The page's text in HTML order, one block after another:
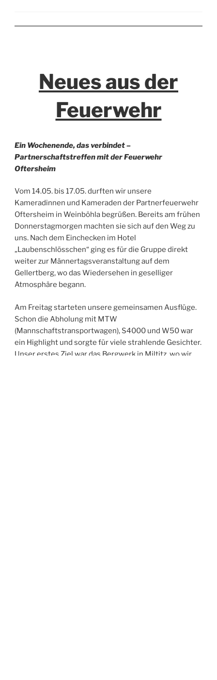
Neues aus der
Feuerwehr
Ein Wochenende, das verbindet –
Partnerschaftstreffen mit der Feuerwehr
Oftersheim
Vom 14.05. bis 17.05. durften wir unsere
Kameradinnen und Kameraden der Partnerfeuerwehr
Oftersheim in Weinböhla begrüßen. Bereits am frühen
Donnerstagmorgen machten sie sich auf den Weg zu
uns. Nach dem Einchecken im Hotel
„Laubenschlösschen“ ging es für die Gruppe direkt
weiter zur Männertagsveranstaltung auf dem
Gellertberg, wo das Wiedersehen in geselliger
Atmosphäre begann.
Am Freitag starteten unsere gemeinsamen Ausflüge.
Schon die Abholung mit MTW
(Mannschaftstransportwagen), S4000 und W50 war
ein Highlight und sorgte für viele strahlende Gesichter.
Unser erstes Ziel war das Bergwerk in Miltitz, wo wir